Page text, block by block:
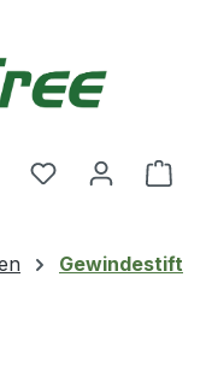
Du hast 0
Gewindestift